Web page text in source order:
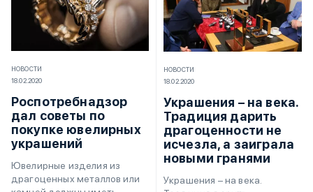
НОВОСТИ
18.02.2020
Роспотребнадзор
дал советы по
покупке ювелирных
украшений
Ювелирные изделия из
драгоценных металлов или
НОВОСТИ
18.02.2020
Украшения – на века.
Традиция дарить
драгоценности не
исчезла, а заиграла
новыми гранями
Украшения – на века.